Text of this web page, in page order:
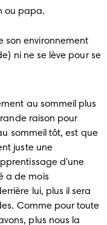
ou papa.
son environnement
ni ne se lève pour se
au sommeil plus
raison pour
sommeil tôt, est que
juste une
d'une
a de mois
lui, plus il sera
Comme pour toute
plus nous la